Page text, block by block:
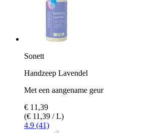
Sonett
Handzeep Lavendel
Met een aangename geur
€ 11,39
(€ 11,39 / L)
4.9 (41)